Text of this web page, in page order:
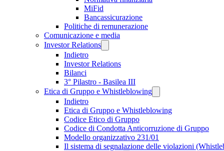
MiFid
Bancassicurazione
Politiche di remunerazione
Comunicazione e media
Investor Relations
Indietro
Investor Relations
Bilanci
3° Pilastro - Basilea III
Etica di Gruppo e Whistleblowing
Indietro
Etica di Gruppo e Whistleblowing
Codice Etico di Gruppo
Codice di Condotta Anticorruzione di Gruppo
Modello organizzativo 231/01
Il sistema di segnalazione delle violazioni